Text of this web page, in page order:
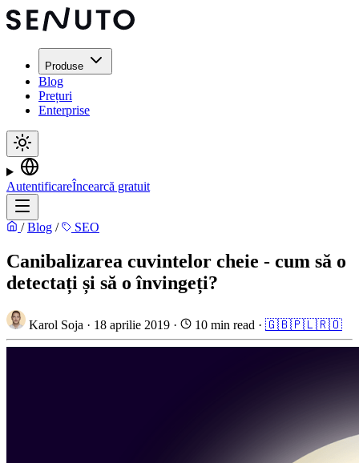
Produse
Blog
Prețuri
Enterprise
AutentificareÎncearcă gratuit
/ Blog / SEO
Canibalizarea cuvintelor cheie - cum să o
detectați și să o învingeți?
Karol Soja · 18 aprilie 2019 · 10 min read · 🇬🇧🇵🇱🇷🇴